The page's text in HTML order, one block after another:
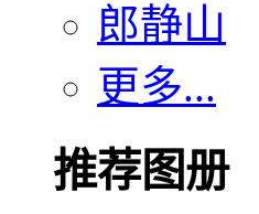
郎静山
更多...
推荐图册